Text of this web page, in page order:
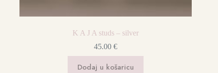
K A J A studs – silver
45.00€
Dodaj u košaricu